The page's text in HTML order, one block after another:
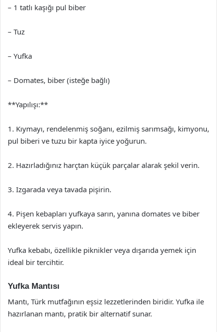
– 1 tatlı kaşığı pul biber
– Tuz
– Yufka
– Domates, biber (isteğe bağlı)
**Yapılışı:**
1. Kıymayı, rendelenmiş soğanı, ezilmiş sarımsağı, kimyonu,
pul biberi ve tuzu bir kapta iyice yoğurun.
2. Hazırladığınız harçtan küçük parçalar alarak şekil verin.
3. Izgarada veya tavada pişirin.
4. Pişen kebapları yufkaya sarın, yanına domates ve biber
ekleyerek servis yapın.
Yufka kebabı, özellikle piknikler veya dışarıda yemek için
ideal bir tercihtir.
Yufka Mantısı
Mantı, Türk mutfağının eşsiz lezzetlerinden biridir. Yufka ile
hazırlanan mantı, pratik bir alternatif sunar.